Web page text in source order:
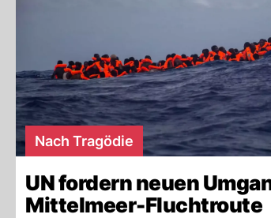
Nach Tragödie
UN fordern neuen
Mittelmeer-Fluchtroute